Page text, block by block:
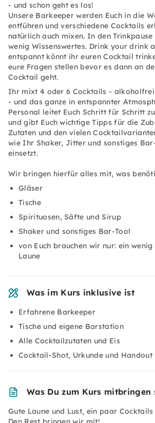
- und schon geht es los!
Unsere Barkeeper werden Euch in die
entführen und verschiedene Cocktails
natürlich auch mixen. In den
wenig Wissenswertes. Drink your drink
entspannt könnt ihr euren Cocktail
eure Fragen stellen bevor es dann an
Cocktail geht.
Ihr mixt 4 oder 6 Cocktails -
- und das ganze in entspannter
Personal leitet Euch Schritt für Schritt
und gibt Euch wichtige Tipps für die
Zutaten und den vielen
wie Ihr Shaker, Jitter und sonstiges
einsetzt.
Wir bringen hierfür alles mit, was
Gläser
Tische
Spirituosen, Säfte und Sirup
Shaker und sonstiges Bar-Tool
von Euch brauchen wir nur: ein
Laune
Was im Kurs inklusive ist
Erfahrene Barkeeper
Tische und eigene Barstation
Alle Cocktailzutaten und Eis
Cocktail-Shot, Urkunde und Handout
Was Du zum Kurs mitbringen
Gute Laune und Lust, ein paar Cocktails